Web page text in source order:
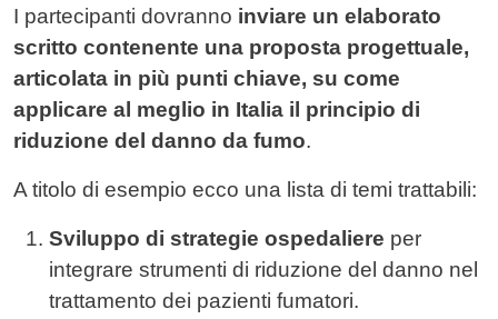
I partecipanti dovranno inviare un elaborato
scritto contenente una proposta progettuale,
articolata in più punti chiave, su come
applicare al meglio in Italia il principio di
riduzione del danno da fumo.
A titolo di esempio ecco una lista di temi trattabili:
Sviluppo di strategie ospedaliere per
integrare strumenti di riduzione del danno nel
trattamento dei pazienti fumatori.